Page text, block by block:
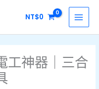
NT$0
工神器｜三合